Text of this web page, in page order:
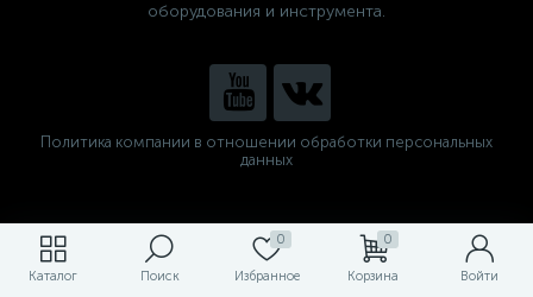
Каталог Поиск
0
Избранное
0
Корзина Войти
оборудования и инструмента.
Политика компании в отношении обработки персональных
данных